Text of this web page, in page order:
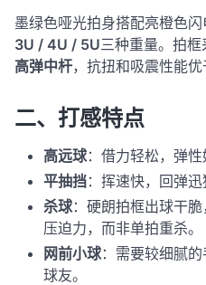
墨绿色哑光拍身搭配亮橙色
3U / 4U / 5U三种重量。拍框
高弹中杆，抗扭和吸震性能
二、打感特点
高远球：借力轻松，弹
平抽挡：挥速快，回弹迅
杀球：硬朗拍框出球干
压迫力，而非单拍重杀。
网前小球：需要较细腻
球友。